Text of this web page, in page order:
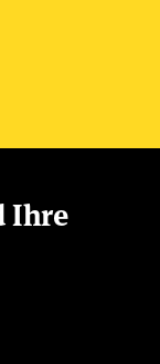
Ihre